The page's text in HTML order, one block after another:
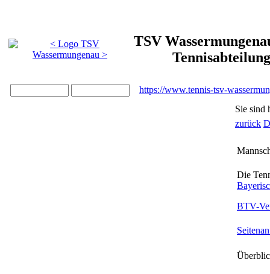
TSV
Tennisabteilung
https://www.tennis-tsv-
Sie sind
zurück
Die
BTV-